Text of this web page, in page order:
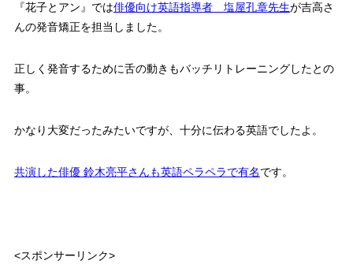
『花子とアン』では俳優向け英語指導者 塩屋孔章先生が吉高さ
んの発音矯正を担当しました。
正しく発音するために舌の動きもバッチリトレーニングしたとの
事。
かなり大変だったみたいですが、十分に伝わる英語でしたよ。
共演した俳優 鈴木亮平さんも英語ペラペラで有名です。
<スポンサーリンク>